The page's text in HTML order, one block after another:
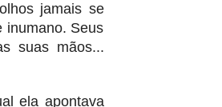
jamais se
inumano. Seus
suas mãos...
ela apontava